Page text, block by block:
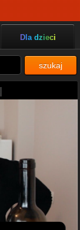
Dla dzieci
szukaj